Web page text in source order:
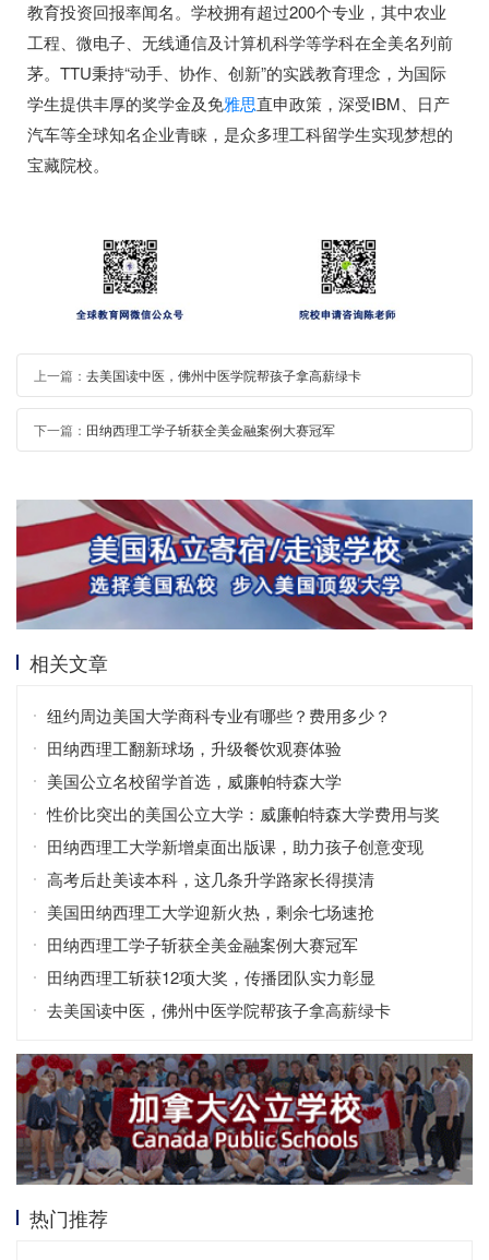
教育投资回报率闻名。学校拥有超过200个专业，其中农业
工程、微电子、无线通信及计算机科学等学科在全美名列前
茅。TTU秉持“动手、协作、创新”的实践教育理念，为国际
学生提供丰厚的奖学金及免雅思直申政策，深受IBM、日产
汽车等全球知名企业青睐，是众多理工科留学生实现梦想的
宝藏院校。
上一篇： 去美国读中医，佛州中医学院帮孩子拿高薪绿卡
下一篇： 田纳西理工学子斩获全美金融案例大赛冠军
相关文章
纽约周边美国大学商科专业有哪些？费用多少？
田纳西理工翻新球场，升级餐饮观赛体验
美国公立名校留学首选，威廉帕特森大学
性价比突出的美国公立大学：威廉帕特森大学费用与奖
学金全解析
田纳西理工大学新增桌面出版课，助力孩子创意变现
高考后赴美读本科，这几条升学路家长得摸清
美国田纳西理工大学迎新火热，剩余七场速抢
田纳西理工学子斩获全美金融案例大赛冠军
田纳西理工斩获12项大奖，传播团队实力彰显
去美国读中医，佛州中医学院帮孩子拿高薪绿卡
热门推荐